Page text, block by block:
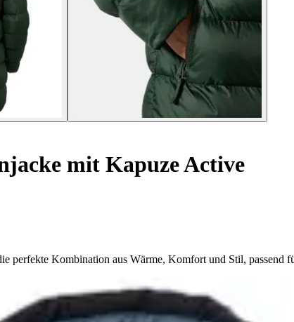
mit Kapuze Active
perfekte Kombination aus Wärme, Komfort und Stil, passend